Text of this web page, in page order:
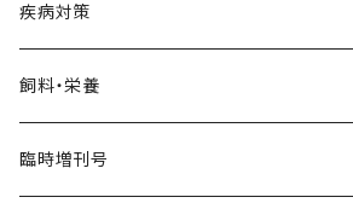
疾病対策
飼料・栄養
臨時増刊号